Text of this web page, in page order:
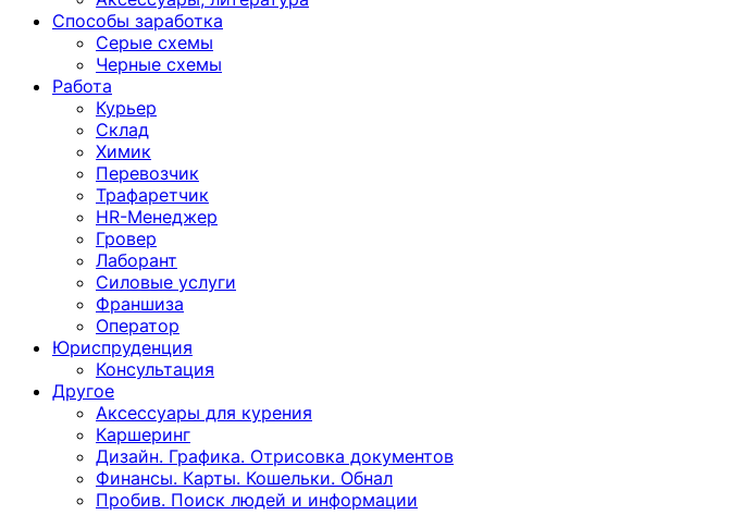
Способы заработка
Серые схемы
Черные схемы
Работа
Курьер
Склад
Химик
Перевозчик
Трафаретчик
HR-Менеджер
Гровер
Лаборант
Силовые услуги
Франшиза
Оператор
Юриспруденция
Консультация
Другoе
Аксессуары для курения
Каршеринг
Дизайн. Графика. Отрисовка документов
Финансы. Карты. Кошельки. Обнал
Пробив. Поиск людей и информации